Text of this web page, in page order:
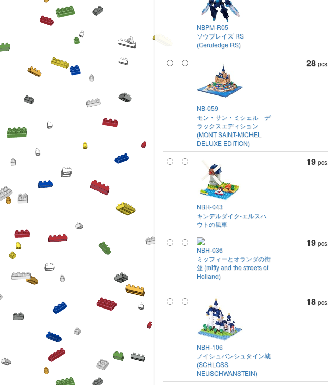
NBPM-R05
ソウブレイズ RS
(Ceruledge RS)
NB-059
モン・サン・ミシェル デ
ラックスエディション
(MONT SAINT-MICHEL
DELUXE EDITION)
28 pcs
NBH-043
キンデルダイク-エルスハ
ウトの風車
19 pcs
NBH-036
ミッフィーとオランダの街
並 (miffy and the streets of
Holland)
19 pcs
NBH-106
ノイシュバンシュタイン城
(SCHLOSS
NEUSCHWANSTEIN)
18 pcs